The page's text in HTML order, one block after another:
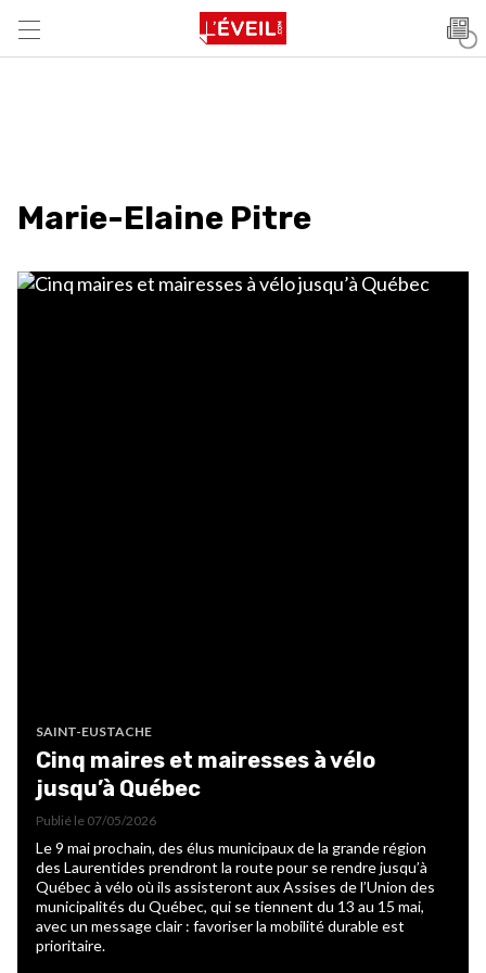
Marie-Elaine Pitre
SAINT-EUSTACHE
Cinq maires et mairesses à vélo
jusqu’à Québec
Publié le 07/05/2026
Le 9 mai prochain, des élus municipaux de la grande région
des Laurentides prendront la route pour se rendre jusqu’à
Québec à vélo où ils assisteront aux Assises de l’Union des
municipalités du Québec, qui se tiennent du 13 au 15 mai,
avec un message clair : favoriser la mobilité durable est
prioritaire.